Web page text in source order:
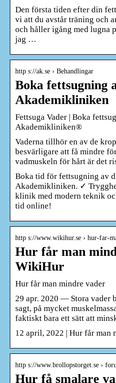
Den första tiden efter din
vi att du avstår träning och
och håller igång med lugna
jag …
http s://ak.se › Behandlingar
Boka fettsugning
Akademikliniken
Fettsuga Vader | Boka
Akademikliniken®
Vaderna tillhör en av de
besvärligare att få mindre
vadmuskeln för hårt är det
Boka tid för fettsugning av
Akademikliniken. ✓
klinik med modern teknik
tid online!
http s://www.wikihur.se › hur-far-
Hur får man
WikiHur
Hur får man mindre vader
29 apr. 2020 — Stora vader
sagt, på mycket
faktiskt bara ett sätt att
12 april, 2022 | Hur får man
http s://www.brollopstorget.se ›
Hur få smalare